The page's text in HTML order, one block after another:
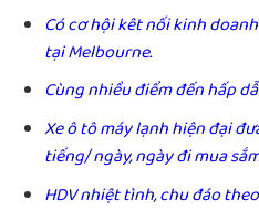
Có cơ hội kêt nối kinh
tại Melbourne.
Cùng nhiều điểm đến hấp
Xe ô tô máy lạnh hiện đại
tiếng/ ngày, ngày đi mua
HDV nhiệt tình, chu đáo